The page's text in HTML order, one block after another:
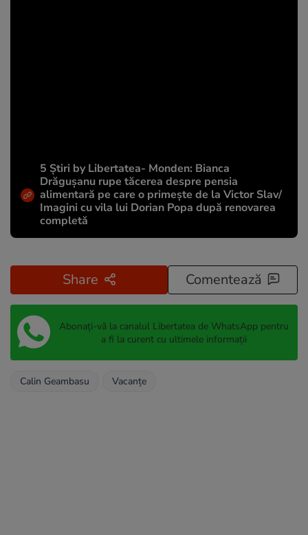
5 Știri by Libertatea- Monden: Bianca
Drăgușanu rupe tăcerea despre pensia
alimentară pe care o primește de la Victor Slav/
Imagini cu vila lui Dorian Popa după renovarea
completă
Share Comentează
Abonați-vă la canalul Libertatea de WhatsApp pentru
a fi la curent cu ultimele informații
Calin Geambasu Vacanțe